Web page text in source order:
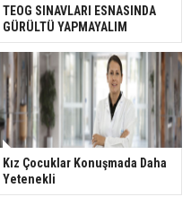
TEOG SINAVLARI ESNASINDA
GÜRÜLTÜ YAPMAYALIM
Kız Çocuklar Konuşmada Daha
Yetenekli